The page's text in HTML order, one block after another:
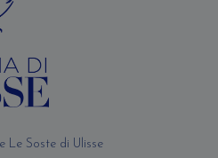
Le Soste di Ulisse